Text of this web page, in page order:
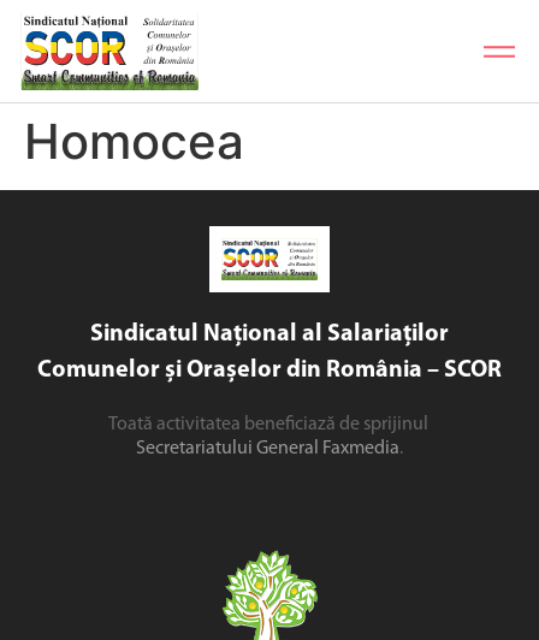
Homocea
Sindicatul Național al Salariaților
Comunelor și Orașelor din România – SCOR
Toată activitatea beneficiază de sprijinul
Secretariatului General Faxmedia.